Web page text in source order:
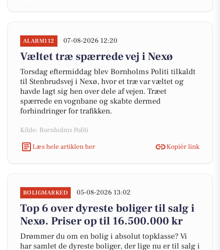
ALARM112 07-08-2026 12:20
Væltet træ spærrede vej i Nexø
Torsdag eftermiddag blev Bornholms Politi tilkaldt
til Stenbrudsvej i Nexø, hvor et træ var væltet og
havde lagt sig hen over dele af vejen. Træet
spærrede en vognbane og skabte dermed
forhindringer for trafikken.
Kilde: Bornholms Politi
Læs hele artiklen her
Kopiér link
BOLIGMARKED 05-08-2026 13:02
Top 6 over dyreste boliger til salg i
Nexø. Priser op til 16.500.000 kr
Drømmer du om en bolig i absolut topklasse? Vi
har samlet de dyreste boliger, der lige nu er til salg i